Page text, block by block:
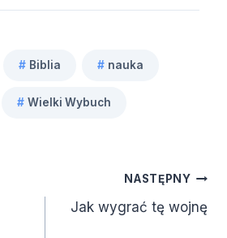
# Biblia # nauka
# Wielki Wybuch
NASTĘPNY
Jak wygrać tę wojnę